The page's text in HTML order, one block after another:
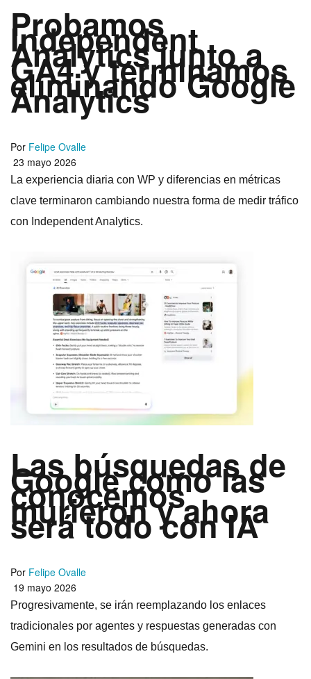
Probamos
Independent
Analytics junto a
GA4 y terminamos
eliminando Google
Analytics
Por Felipe Ovalle
23 mayo 2026
La experiencia diaria con WP y diferencias en métricas
clave terminaron cambiando nuestra forma de medir tráfico
con Independent Analytics.
Las búsquedas de
Google como las
conocemos
murieron y ahora
será todo con IA
Por Felipe Ovalle
19 mayo 2026
Progresivamente, se irán reemplazando los enlaces
tradicionales por agentes y respuestas generadas con
Gemini en los resultados de búsquedas.